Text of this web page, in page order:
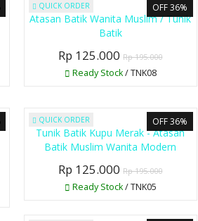
OFF 36%
QUICK ORDER
Atasan Batik Wanita Muslim / Tunik
Batik
Rp 125.000 Rp 195.000
Ready Stock/ TNK08
OFF 36%
QUICK ORDER
Tunik Batik Kupu Merak - Atasan
Batik Muslim Wanita Modern
Rp 125.000 Rp 195.000
Ready Stock/ TNK05